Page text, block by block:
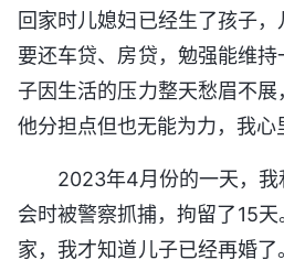
回家时儿媳妇已经生了孩子
要还车贷、房贷，勉强能维
子因生活的压力整天愁眉不
他分担点但也无能为力，我心
2023年4月份的一天，我
会时被警察抓捕，拘留了15
家，我才知道儿子已经再婚